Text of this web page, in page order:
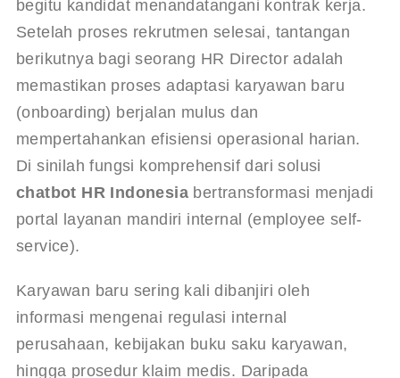
begitu kandidat menandatangani kontrak kerja.
Setelah proses rekrutmen selesai, tantangan
berikutnya bagi seorang HR Director adalah
memastikan proses adaptasi karyawan baru
(onboarding) berjalan mulus dan
mempertahankan efisiensi operasional harian.
Di sinilah fungsi komprehensif dari solusi
chatbot HR Indonesia bertransformasi menjadi
portal layanan mandiri internal (employee self-
service).
Karyawan baru sering kali dibanjiri oleh
informasi mengenai regulasi internal
perusahaan, kebijakan buku saku karyawan,
hingga prosedur klaim medis. Daripada